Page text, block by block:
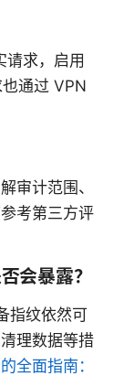
请求，启用
通过 VPN
审计范围、
考第三方评
会暴露？
指纹依然可
理数据等措
全面指南：